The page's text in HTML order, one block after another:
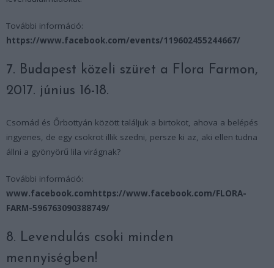
További információ:
https://www.facebook.com/events/119602455244667/
7. Budapest közeli szüret a Flora Farmon,
2017. június 16-18.
Csomád és Őrbottyán között találjuk a birtokot, ahova a belépés
ingyenes, de egy csokrot illik szedni, persze ki az, aki ellen tudna
állni a gyönyörű lila virágnak?
További információ:
www.facebook.comhttps://www.facebook.com/FLORA-
FARM-596763090388749/
8. Levendulás csoki minden
mennyiségben!